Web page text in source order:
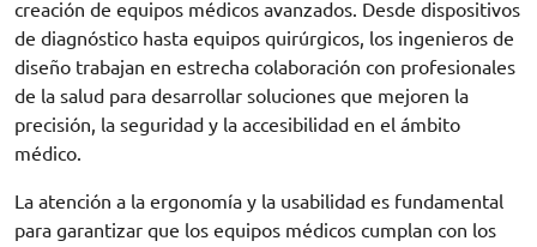
creación de equipos médicos avanzados. Desde dispositivos
de diagnóstico hasta equipos quirúrgicos, los ingenieros de
diseño trabajan en estrecha colaboración con profesionales
de la salud para desarrollar soluciones que mejoren la
precisión, la seguridad y la accesibilidad en el ámbito
médico.
La atención a la ergonomía y la usabilidad es fundamental
para garantizar que los equipos médicos cumplan con los